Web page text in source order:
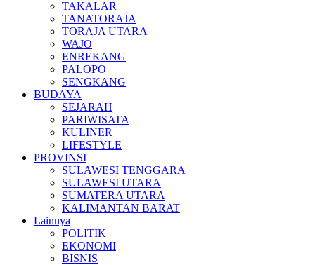
TAKALAR
TANATORAJA
TORAJA UTARA
WAJO
ENREKANG
PALOPO
SENGKANG
BUDAYA
SEJARAH
PARIWISATA
KULINER
LIFESTYLE
PROVINSI
SULAWESI TENGGARA
SULAWESI UTARA
SUMATERA UTARA
KALIMANTAN BARAT
Lainnya
POLITIK
EKONOMI
BISNIS